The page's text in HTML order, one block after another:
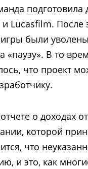
подготовила
и Lucasfilm. После
были
«паузу». В то
что проект
о доходах
которой
что
и это, как